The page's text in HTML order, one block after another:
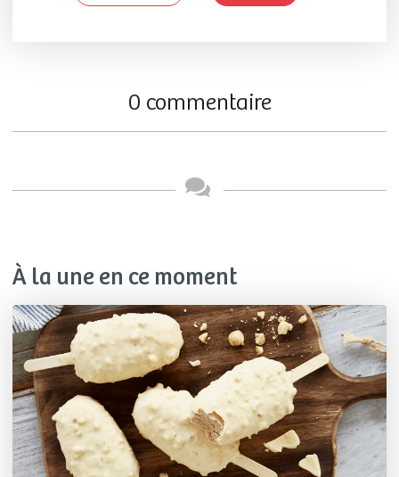
0 commentaire
À la une en ce moment